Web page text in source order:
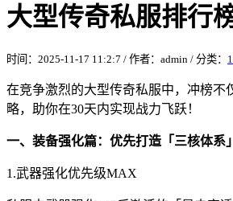
大型传奇私服排行
时间：2025-11-17 11:2:7 / 作者：admin / 分类：
在竞争激烈的大型传奇私服中，冲榜不
略，助你在30天内实现战力飞跃！
一、装备强化篇：优先打造「三核体系」
1.武器强化优先级MAX